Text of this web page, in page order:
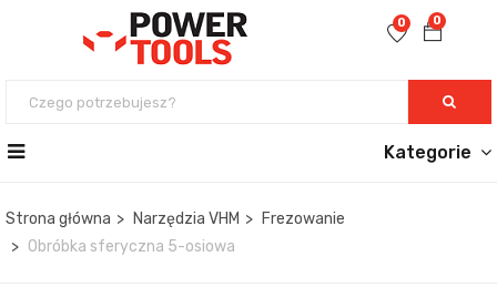
0
0
Kategorie
Strona główna Narzędzia VHM
Frezowanie
Obróbka sferyczna 5-osiowa